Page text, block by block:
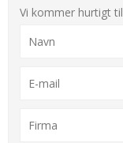
Vi kommer hurtigt